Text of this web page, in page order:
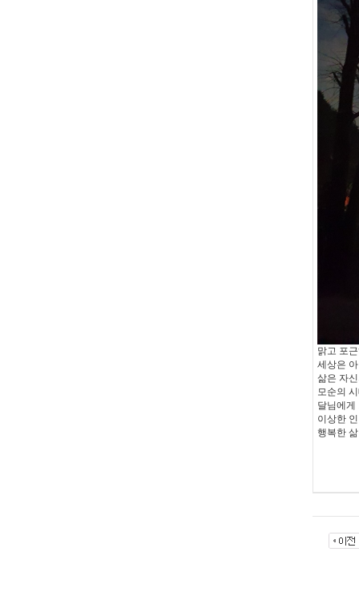
맑고 포
세상은
삶은 자
모순의
달님에게
이상한
행복한